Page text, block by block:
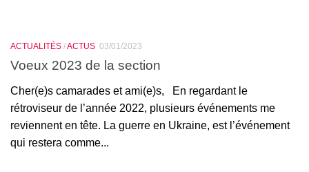
ACTUALITÉS /ACTUS 03/01/2023
Voeux 2023 de la section
Cher(e)s camarades et ami(e)s, En regardant le
rétroviseur de l’année 2022, plusieurs événements me
reviennent en tête. La guerre en Ukraine, est l’événement
qui restera comme...